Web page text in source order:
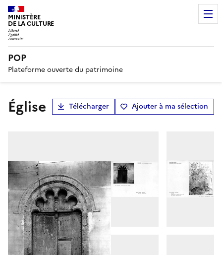
MINISTÈRE
DE LA CULTURE
POP
Plateforme ouverte du patrimoine
Église Télécharger Ajouter à ma sélection